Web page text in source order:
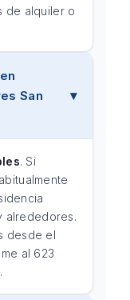
de alquiler o
San
. Si
alrededores.
desde el
al 623